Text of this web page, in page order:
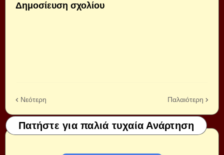
Δημοσίευση σχολίου
Νεότερη Παλαιότερη
Πατήστε για παλιά τυχαία Ανάρτηση